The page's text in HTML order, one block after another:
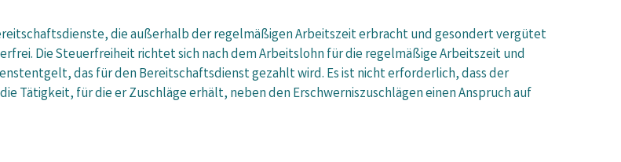
die außerhalb der regelmäßigen Arbeitszeit erbracht und gesondert vergütet
Die Steuerfreiheit richtet sich nach dem Arbeitslohn für die regelmäßige Arbeitszeit und
das für den Bereitschaftsdienst gezahlt wird. Es ist nicht erforderlich, dass der
Tätigkeit, für die er Zuschläge erhält, neben den Erschwerniszuschlägen einen Anspruch auf